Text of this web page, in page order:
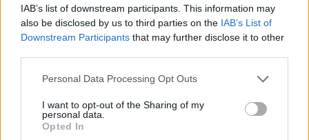
IAB’s list of downstream participants. This information may
also be disclosed by us to third parties on the IAB’s List of
Downstream Participants that may further disclose it to other
Personal Data Processing Opt Outs
I want to opt-out of the Sharing of my
personal data.
Opted In
Arată rezultatele